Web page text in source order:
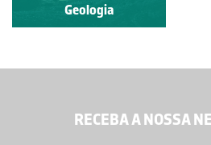
Geologia
RECEBA A NOSSA